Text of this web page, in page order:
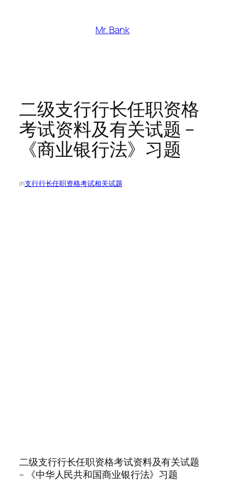
Mr. Bank
二级支行行长任职资格
考试资料及有关试题 –
《商业银行法》习题
in支行行长任职资格考试相关试题
二级支行行长任职资格考试资料及有关试题
– 《中华人民共和国商业银行法》习题